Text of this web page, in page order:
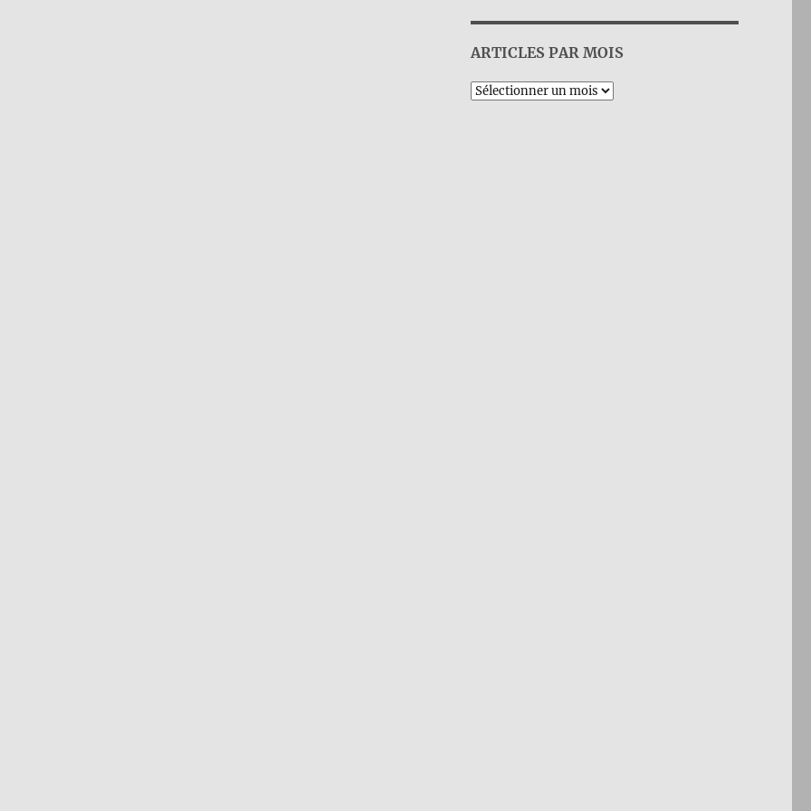
ARTICLES PAR MOIS
Archives